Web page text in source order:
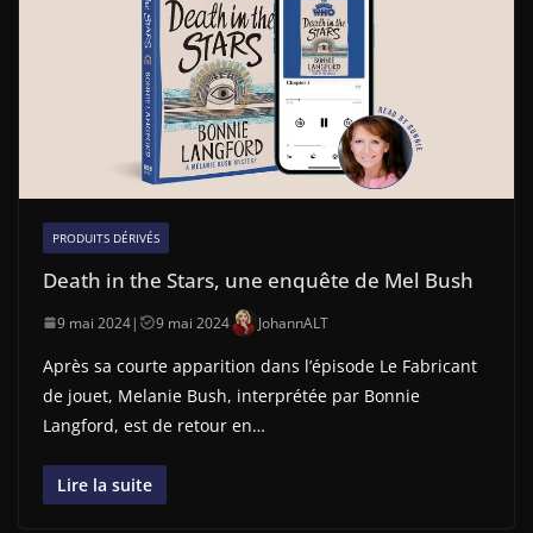
PRODUITS DÉRIVÉS
Death in the Stars, une enquête de Mel Bush
9 mai 2024| 9 mai 2024 JohannALT
Après sa courte apparition dans l’épisode Le Fabricant
de jouet, Melanie Bush, interprétée par Bonnie
Langford, est de retour en…
Lire la suite